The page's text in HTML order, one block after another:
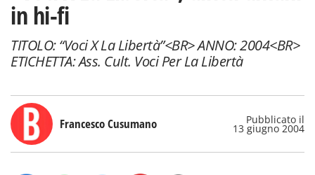
in hi-fi
TITOLO: “Voci X La Libertà”<BR> ANNO: 2004<BR>
ETICHETTA: Ass. Cult. Voci Per La Libertà
Francesco Cusumano Pubblicato il
13 giugno 2004